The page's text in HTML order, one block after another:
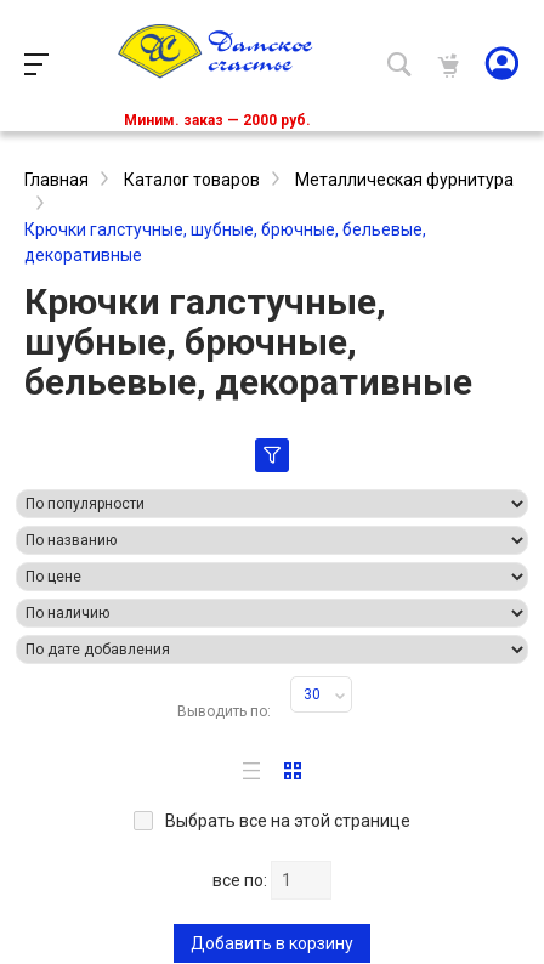
Миним. заказ — 2000 руб.
Главная Каталог товаров Металлическая фурнитура
Крючки галстучные, шубные, брючные, бельевые,
декоративные
Крючки галстучные,
шубные, брючные,
бельевые, декоративные
Выводить по:
30
Выбрать все на этой странице
все по:
Добавить в корзину